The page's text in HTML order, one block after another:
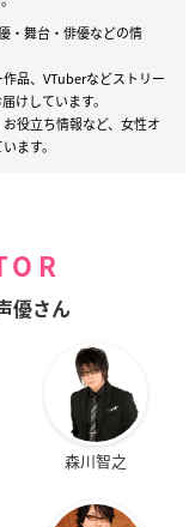
・舞台・俳優などの情
品、VTuberなどストリー
けしています。
役立ち情報など、女性オ
ます。
優さん
森川智之